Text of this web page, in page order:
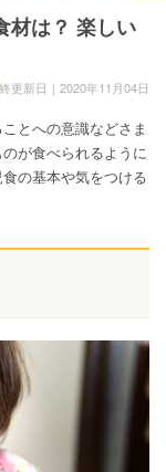
材は？ 楽しい
更新日｜2020年11月04日
とへの意識などさま
が食べられるように
の基本や気をつける